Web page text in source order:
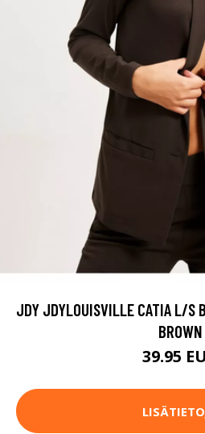
JDY JDYLOUISVILLE CATIA L/S
BROWN
39.95